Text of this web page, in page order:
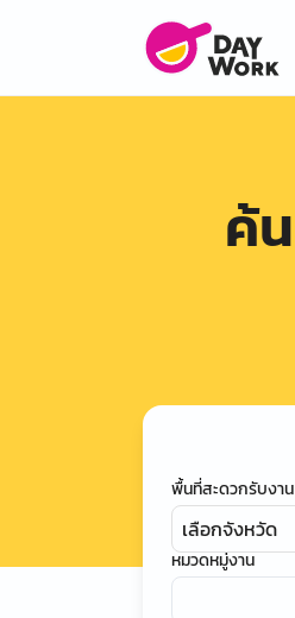
ค้
พื้นที่สะดวกรับงาน
เลือกจังหวัด
หมวดหมู่งาน